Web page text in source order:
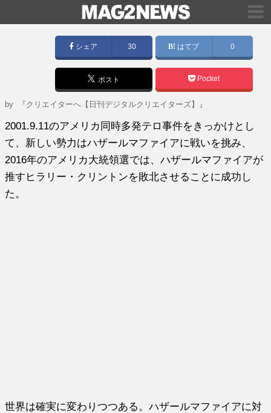
シェア 30 はてブ 0
ポスト Pocket
by 『クリエイターへ【日刊デジタルクリエイターズ】』
2001.9.11のアメリカ同時多発テロ事件をきっかけとし
て、新しい勢力はハザールマファイアに戦いを挑み、
2016年のアメリカ大統領選では、ハザールマファイアが
推すヒラリー・クリントンを敗北させることに成功し
た。
世界は確実に変わりつつある。ハザールマファイアに対